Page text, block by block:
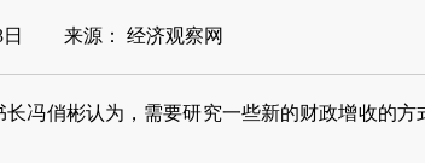
来源： 经济观察网
冯俏彬认为，需要研究一些新的财政增收的方